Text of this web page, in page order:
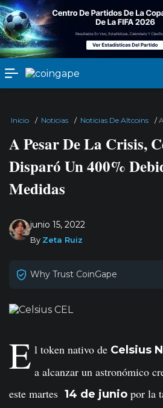
Inicio / Noticias / Noticias De Altcoins /
A Pesar De La Crisis,
Disparó Un 400%
Medidas
junio 15, 2022
By Zeta Ruiz
Why Trust CoinGape
E l token nativo de Celsius
a alcanzar un astronómico
este martes 14 de junio por la